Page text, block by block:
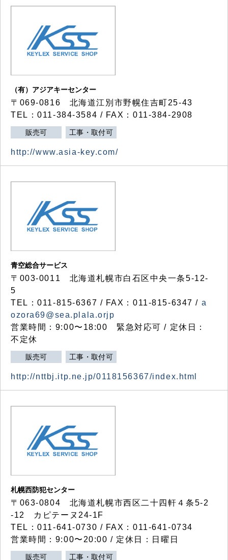
（有）アジアキーセンター
〒069-0816 北海道江別市野幌住吉町25-43
TEL：011-384-3584 / FAX：011-384-2908
販売可 工事・取付可
http://www.asia-key.com/
青空総合サービス
〒003-0011 北海道札幌市白石区中央一条5-12-
5
TEL：011-815-6367 / FAX：011-815-6347 / a
ozora69@sea.plala.orjp
営業時間：9:00〜18:00 緊急対応可 / 定休日：
不定休
販売可 工事・取付可
http://nttbj.itp.ne.jp/0118156367/index.html
札幌西防犯センター
〒063-0804 北海道札幌市西区二十四軒４条5-2
-12 カピテーヌ24-1F
TEL：011-641-0730 / FAX：011-641-0734
営業時間：9:00〜20:00 / 定休日：日曜日
販売可 工事・取付可